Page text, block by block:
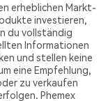
erheblichen Markt-
investieren,
du vollständig
Informationen
und stellen keine
eine Empfehlung,
zu verkaufen
Phemex